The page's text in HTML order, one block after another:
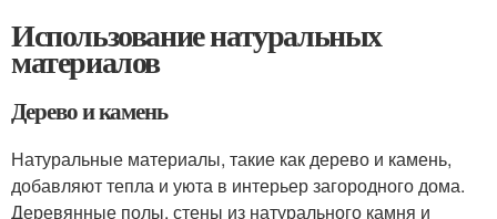
Использование натуральных
материалов
Дерево и камень
Натуральные материалы, такие как дерево и камень,
добавляют тепла и уюта в интерьер загородного дома.
Деревянные полы, стены из натурального камня и